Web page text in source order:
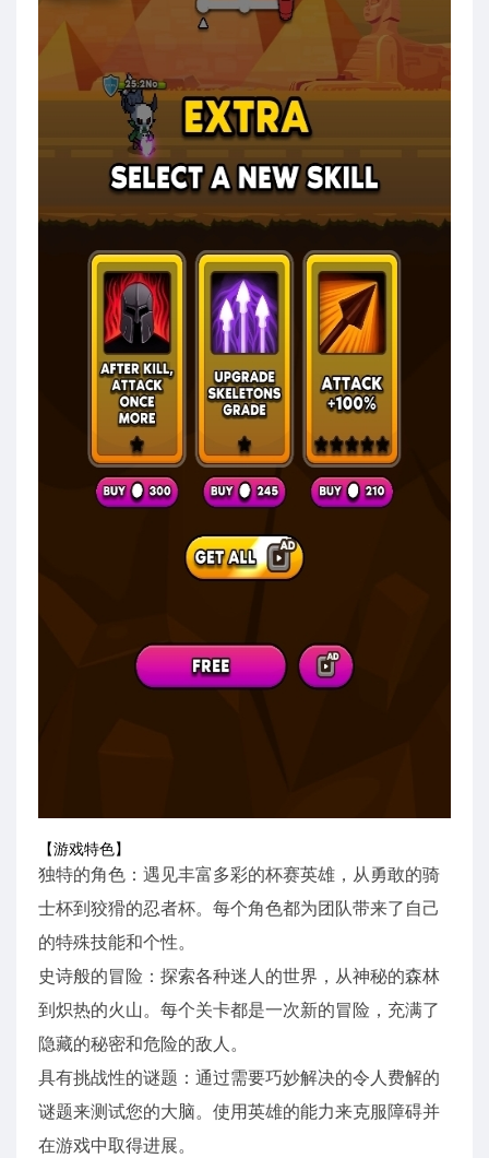
【游戏特色】
独特的角色：遇见丰富多彩的杯赛英雄，从勇敢的骑
士杯到狡猾的忍者杯。每个角色都为团队带来了自己
的特殊技能和个性。
史诗般的冒险：探索各种迷人的世界，从神秘的森林
到炽热的火山。每个关卡都是一次新的冒险，充满了
隐藏的秘密和危险的敌人。
具有挑战性的谜题：通过需要巧妙解决的令人费解的
谜题来测试您的大脑。使用英雄的能力来克服障碍并
在游戏中取得进展。